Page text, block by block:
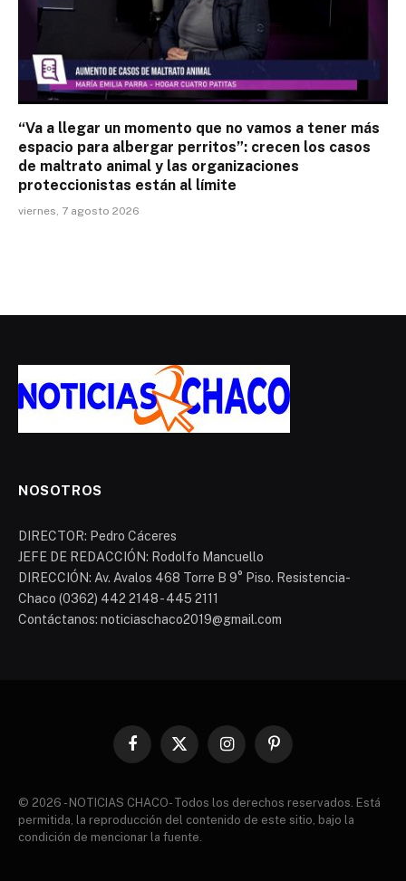
“Va a llegar un momento que no vamos a tener más
espacio para albergar perritos”: crecen los casos
de maltrato animal y las organizaciones
proteccionistas están al límite
viernes, 7 agosto 2026
NOSOTROS
DIRECTOR: Pedro Cáceres
JEFE DE REDACCIÓN: Rodolfo Mancuello
DIRECCIÓN: Av. Avalos 468 Torre B 9° Piso. Resistencia-
Chaco (0362) 442 2148 - 445 2111
Contáctanos: noticiaschaco2019@gmail.com
Facebook
X
InstagramPinterest
© 2026 - NOTICIAS CHACO- Todos los derechos reservados. Está
permitida, la reproducción del contenido de este sitio, bajo la
condición de mencionar la fuente.